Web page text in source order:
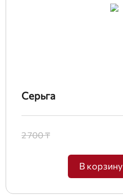
Серьга
2 700 ₸
В корзину